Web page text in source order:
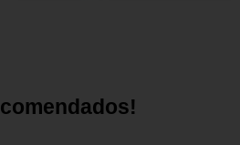
comendados!